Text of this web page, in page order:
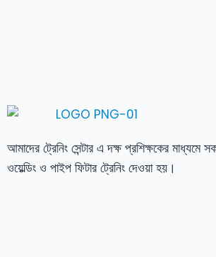
আমাদের ট্রেনিং সেন্টার এ দক্ষ প্রশিক্ষকের মাধ্যমে
ওয়েল্ডিং ও পাইপ ফিটার ট্রেনিং দেওয়া হয়।